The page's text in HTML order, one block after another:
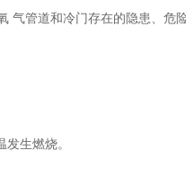
气管道和冷门存在的隐患、危
生燃烧。